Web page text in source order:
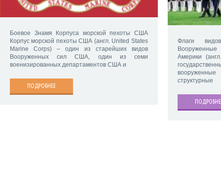
Боевое Знамя Корпуса морской пехоты США
Корпус морской пехоты США (англ. United States
Marine Corps) – один из старейших видов
Вооруженных сил США, один из семи
военизированных департаментов США и
ПОДРОБНЕЕ
Флаги
Америки
структурные